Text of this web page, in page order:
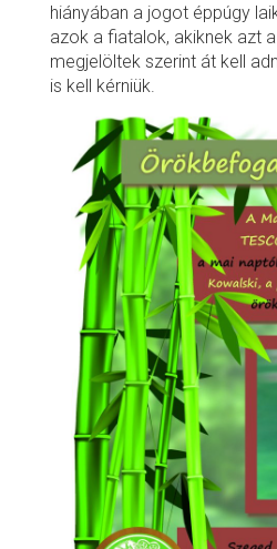
hiányában a jogot éppúgy
azok a fiatalok, akiknek azt
megjelöltek szerint át kell
is kell kérniük.